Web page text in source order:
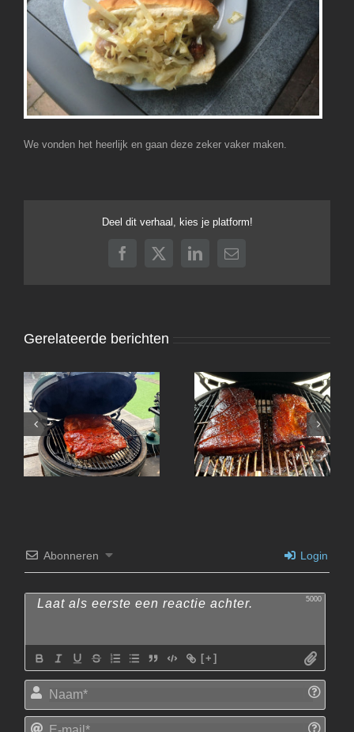
We vonden het heerlijk en gaan deze zeker vaker maken.
Deel dit verhaal, kies je platform!
Facebook
X LinkedIn
E-
Gerelateerde berichten
Koreaanse Pulled Pork
Abonneren Login
5000
[+]
E-